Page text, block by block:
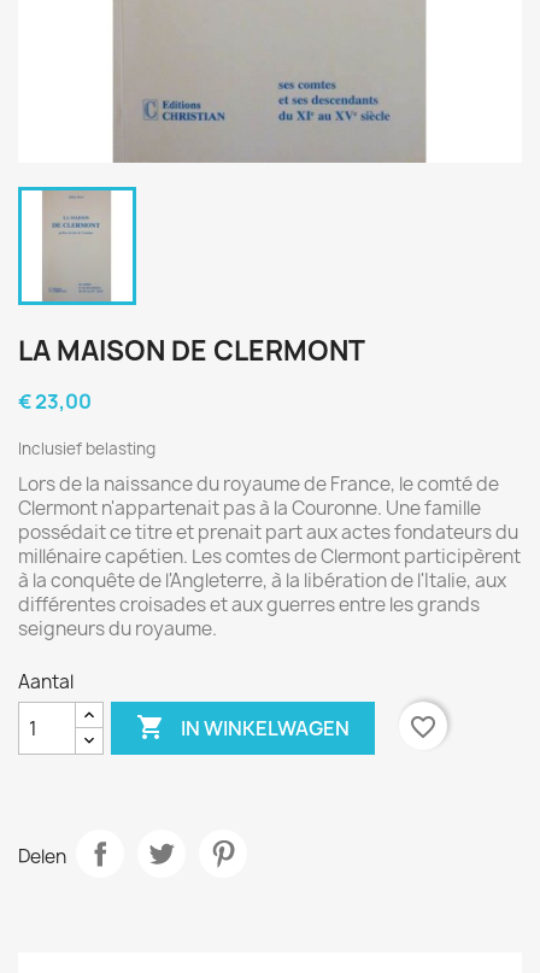
LA MAISON DE CLERMONT
€ 23,00
Inclusief belasting
Lors de la naissance du royaume de France, le comté de
Clermont n'appartenait pas à la Couronne. Une famille
possédait ce titre et prenait part aux actes fondateurs du
millénaire capétien. Les comtes de Clermont participèrent
à la conquête de l'Angleterre, à la libération de l'Italie, aux
différentes croisades et aux guerres entre les grands
seigneurs du royaume.
Aantal
 IN WINKELWAGEN favorite_border
Delen